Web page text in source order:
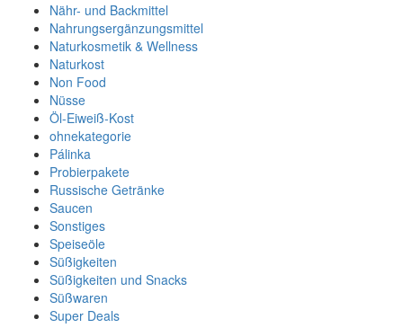
Nähr- und Backmittel
Nahrungsergänzungsmittel
Naturkosmetik & Wellness
Naturkost
Non Food
Nüsse
Öl-Eiweiß-Kost
ohnekategorie
Pálinka
Probierpakete
Russische Getränke
Saucen
Sonstiges
Speiseöle
Süßigkeiten
Süßigkeiten und Snacks
Süßwaren
Super Deals